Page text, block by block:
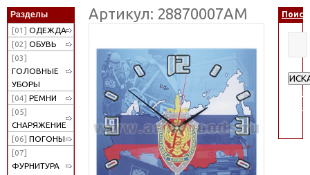
Разделы
[01] ОДЕЖДА
[02] ОБУВЬ
[03]
ГОЛОВНЫЕ
УБОРЫ
[04] РЕМНИ
[05]
СНАРЯЖЕНИЕ
[06] ПОГОНЫ
[07]
ФУРНИТУРА
Артикул: 28870007АМ Поиск